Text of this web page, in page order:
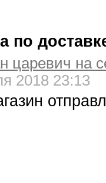
по
царевич на
2018 23:13